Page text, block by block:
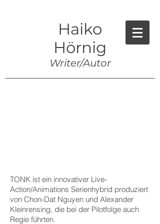
Haiko
Hörnig
Writer/Autor
TONK ist ein innovativer Live-
Action/Animations Serienhybrid produziert
von Chon-Dat Nguyen und Alexander
Kleinrensing, die bei der Pilotfolge auch
Regie führten.